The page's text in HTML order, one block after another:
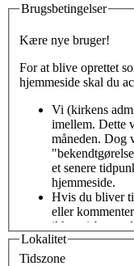
Brugsbetingelser
Kære nye bruger!
For at blive oprettet
hjemmeside skal du
Vi (kirkens
imellem. Dette
måneden. Dog
et senere
hjemmeside.
Hvis du bliver
eller
ikke misbruge
Det var bare det -
Lokalitet
Tidszone